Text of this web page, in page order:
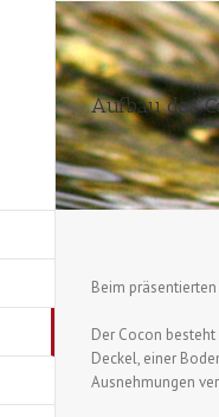
Aufbau des
Beim
Der Cocon
Deckel, einer
Ausnehmungen